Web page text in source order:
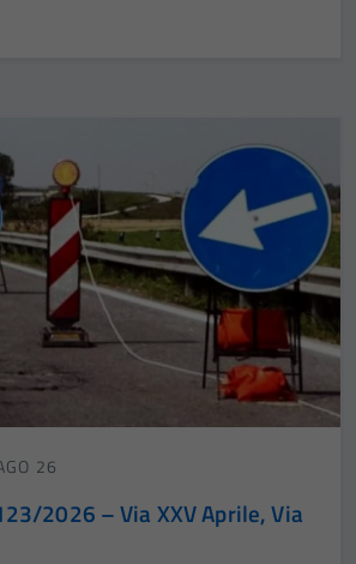
26
2026 – Via XXV Aprile, Via